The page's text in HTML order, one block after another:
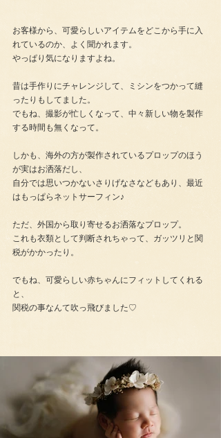
お客様から、可愛らしいアイテムをどこから手に入
れているのか、よく聞かれます。
やっぱり気になりますよね。
昔は手作りにチャレンジして、ミシンをつかって縫
ったりもしてました。
でもね、撮影が忙しくなって、中々新しい物を製作
する時間も無くなって。
しかも、海外の方が製作されているプロップのほう
が実はお洒落だし、
自分では思いつかないさりげなさなどもあり、最近
はもっぱらネットサーフィン♪
ただ、外国から取り寄せるお洒落なプロップ。
これも衣類として判断されちゃって、ガッツリと関
税がかかったり。
でもね、可愛らしい赤ちゃんにフィットしてくれる
と、
関税の事なんて吹っ飛びました♡